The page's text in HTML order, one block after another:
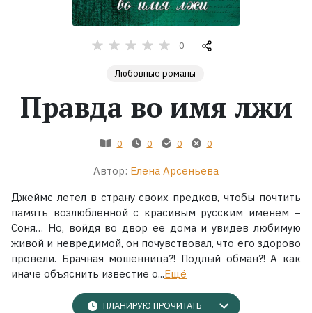
Экранизации
0
Любовные романы
Правда во имя лжи
0 0 0 0
Автор: Елена Арсеньева
Джеймс летел в страну своих предков, чтобы почтить
память возлюбленной с красивым русским именем –
Соня… Но, войдя во двор ее дома и увидев любимую
живой и невредимой, он почувствовал, что его здорово
провели. Брачная мошенница?! Подлый обман?! А как
иначе объяснить известие о...Ещё
ПЛАНИРУЮ ПРОЧИТАТЬ